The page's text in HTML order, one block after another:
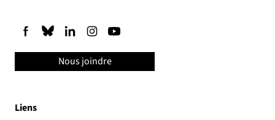
Liens
Nous joindre